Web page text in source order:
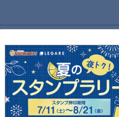
イクアウト 1,150円（税込
、Amex、ダイナーズ、ID
Pay、メルペイ、ギンレイ、